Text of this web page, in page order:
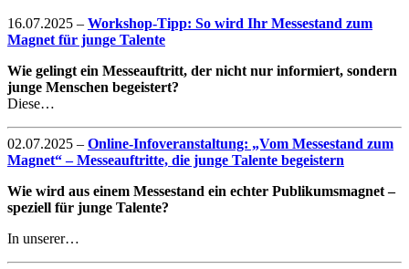
16.07.2025 – Workshop-Tipp: So wird Ihr Messestand zum
Magnet für junge Talente
Wie gelingt ein Messeauftritt, der nicht nur informiert, sondern
junge Menschen begeistert?
Diese…
02.07.2025 – Online-Infoveranstaltung: „Vom Messestand zum
Magnet“ – Messeauftritte, die junge Talente begeistern
Wie wird aus einem Messestand ein echter Publikumsmagnet –
speziell für junge Talente?
In unserer…